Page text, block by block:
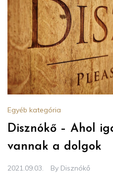
Egyéb kategória
Disznókő – Ahol
vannak a dolgok
2021.09.03. By Disznókő